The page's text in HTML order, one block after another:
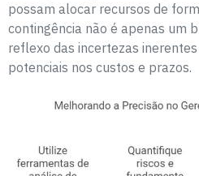
possam alocar recursos de
contingência não é apenas um
reflexo das incertezas
potenciais nos custos e prazos.